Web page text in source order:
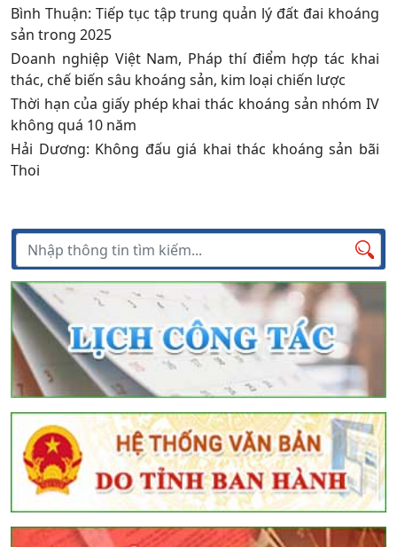
Bình Thuận: Tiếp tục tập trung quản lý đất đai khoáng
sản trong 2025
Doanh nghiệp Việt Nam, Pháp thí điểm hợp tác khai
thác, chế biến sâu khoáng sản, kim loại chiến lược
Thời hạn của giấy phép khai thác khoáng sản nhóm IV
không quá 10 năm
Hải Dương: Không đấu giá khai thác khoáng sản bãi
Thoi
Tìm kiếm
Tìm
kiếm